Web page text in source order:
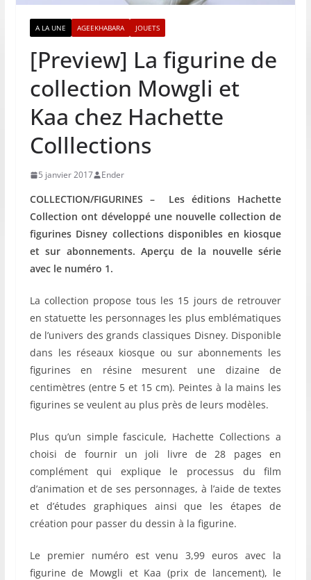
A LA UNE AGEEKHABARA JOUETS
[Preview] La figurine de
collection Mowgli et
Kaa chez Hachette
Colllections
5 janvier 2017 Ender
COLLECTION/FIGURINES –
Les éditions Hachette
Collection ont développé une nouvelle collection de
figurines Disney collections disponibles en kiosque
et sur abonnements. Aperçu de la nouvelle série
avec le numéro 1.
La collection propose tous les 15 jours de retrouver
en statuette les personnages les plus emblématiques
de l’univers des grands classiques Disney. Disponible
dans les réseaux kiosque ou sur abonnements les
figurines en résine mesurent une dizaine de
centimètres (entre 5 et 15 cm). Peintes à la mains les
figurines se veulent au plus près de leurs modèles.
Plus qu’un simple fascicule, Hachette Collections a
choisi de fournir un joli livre de 28 pages en
complément qui explique le processus du film
d’animation et de ses personnages, à l’aide de textes
et d’études graphiques ainsi que les étapes de
création pour passer du dessin à la figurine.
Le premier numéro est venu 3,99 euros avec la
figurine de Mowgli et Kaa (prix de lancement), le